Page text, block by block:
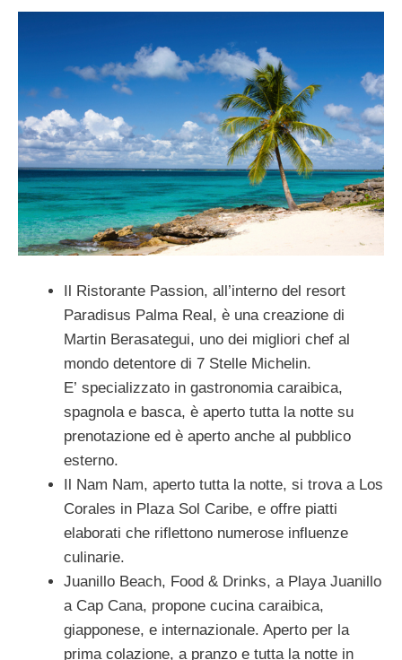
Il Ristorante Passion, all’interno del resort
Paradisus Palma Real, è una creazione di
Martin Berasategui, uno dei migliori chef al
mondo detentore di 7 Stelle Michelin.
E’ specializzato in gastronomia caraibica,
spagnola e basca, è aperto tutta la notte su
prenotazione ed è aperto anche al pubblico
esterno.
Il Nam Nam, aperto tutta la notte, si trova a Los
Corales in Plaza Sol Caribe, e offre piatti
elaborati che riflettono numerose influenze
culinarie.
Juanillo Beach, Food & Drinks, a Playa Juanillo
a Cap Cana, propone cucina caraibica,
giapponese, e internazionale. Aperto per la
prima colazione, a pranzo e tutta la notte in